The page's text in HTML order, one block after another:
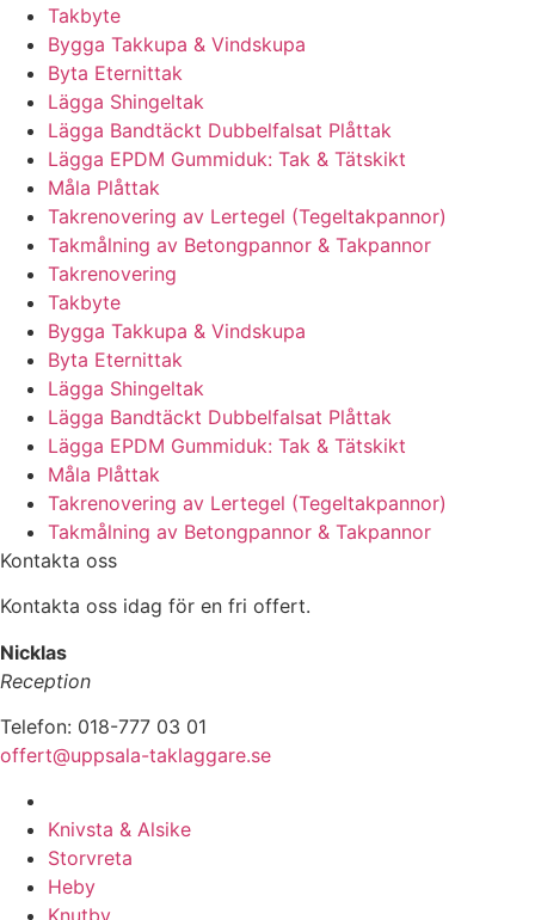
Takbyte
Bygga Takkupa & Vindskupa
Byta Eternittak
Lägga Shingeltak
Lägga Bandtäckt Dubbelfalsat Plåttak
Lägga EPDM Gummiduk: Tak & Tätskikt
Måla Plåttak
Takrenovering av Lertegel (Tegeltakpannor)
Takmålning av Betongpannor & Takpannor
Takrenovering
Takbyte
Bygga Takkupa & Vindskupa
Byta Eternittak
Lägga Shingeltak
Lägga Bandtäckt Dubbelfalsat Plåttak
Lägga EPDM Gummiduk: Tak & Tätskikt
Måla Plåttak
Takrenovering av Lertegel (Tegeltakpannor)
Takmålning av Betongpannor & Takpannor
Kontakta oss
Kontakta oss idag för en fri offert.
Nicklas
Reception
Telefon: 018-777 03 01
offert@uppsala-taklaggare.se
Knivsta & Alsike
Storvreta
Heby